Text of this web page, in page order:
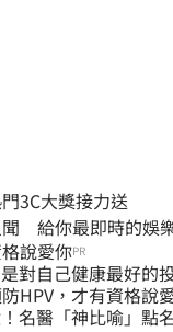
3C大獎接力送
給你最即時的娛
說愛你PR
對自己健康最好的
HPV，才有資格說
名醫「神比喻」